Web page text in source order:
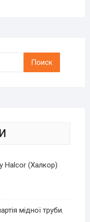
Искать:
Поиск
Halcor (Халкор)
мідної труби.